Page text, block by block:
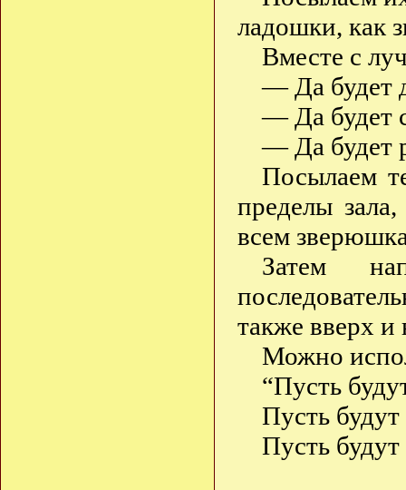
ладошки, как
Вместе с
— Да будет
— Да будет
— Да будет
Посылаем
пределы
всем
Затем
также вверх и
Можно
“Пусть
Пусть
Пусть